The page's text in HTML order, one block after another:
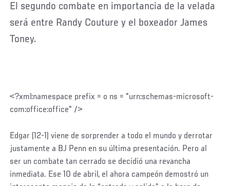
El segundo combate en importancia de la velada
será entre Randy Couture y el boxeador James
Toney.
<?xml:namespace prefix = o ns = "urn:schemas-microsoft-
com:office:office" />
Edgar (12-1) viene de sorprender a todo el mundo y derrotar
justamente a BJ Penn en su última presentación. Pero al
ser un combate tan cerrado se decidió una revancha
inmediata. Ese 10 de abril, el ahora campeón demostró un